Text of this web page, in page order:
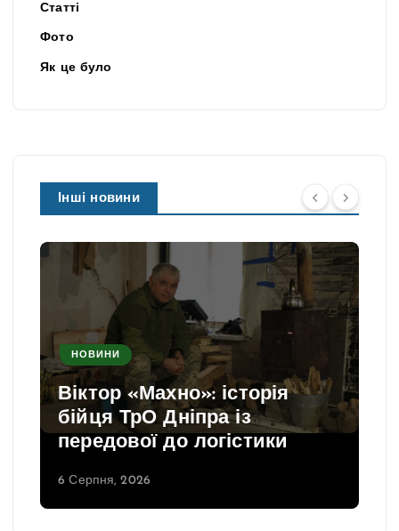
Статті
Фото
Як це було
Інші новини
НОВИНИ
Віктор «Махно»: історія
бійця ТрО Дніпра із
передової до логістики
6 Серпня, 2026